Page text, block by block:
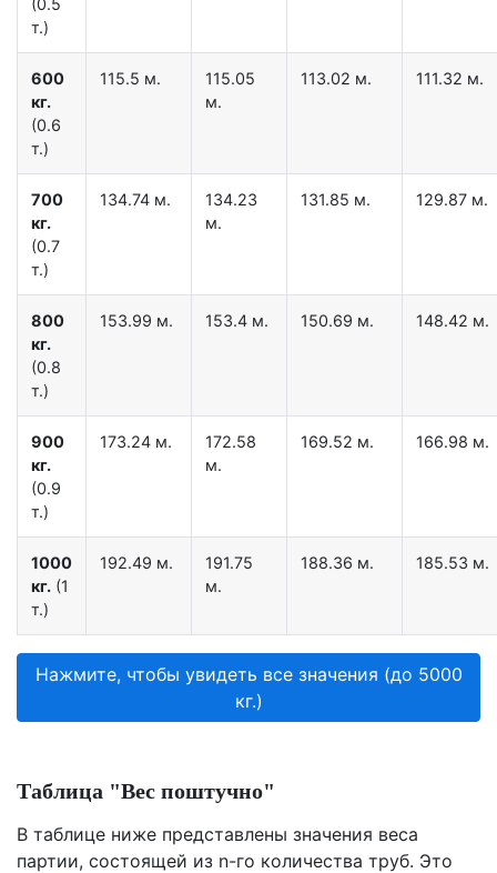
т.)
600
кг.
(0.6
т.)
115.5 м.
115.05
м.
113.02 м. 111.32 м.
700
кг.
(0.7
т.)
134.74 м.
134.23
м.
131.85 м. 129.87 м.
800
кг.
(0.8
т.)
153.99 м. 153.4 м. 150.69 м. 148.42 м.
900
кг.
(0.9
т.)
173.24 м.
172.58
м.
169.52 м. 166.98 м.
1000
кг. (1
т.)
192.49 м.
191.75
м.
188.36 м. 185.53 м.
Нажмите, чтобы увидеть все значения (до 5000
кг.)
Таблица "Вес поштучно"
В таблице ниже представлены значения веса
партии, состоящей из n-го количества труб. Это